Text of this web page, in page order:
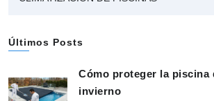
Últimos Posts
Cómo proteger la piscina
invierno